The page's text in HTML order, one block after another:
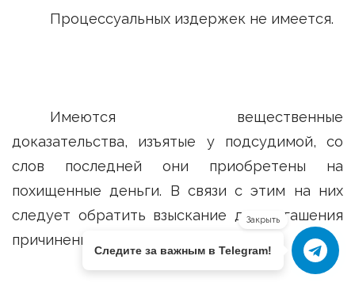
Процессуальных издержек не имеется.
Имеются вещественные
доказательства, изъятые у подсудимой, со
слов последней они приобретены на
похищенные деньги. В связи с этим на них
следует обратить взыскание для погашения
причиненного ущерба.
Закрыть
Следите за важным в Telegram!